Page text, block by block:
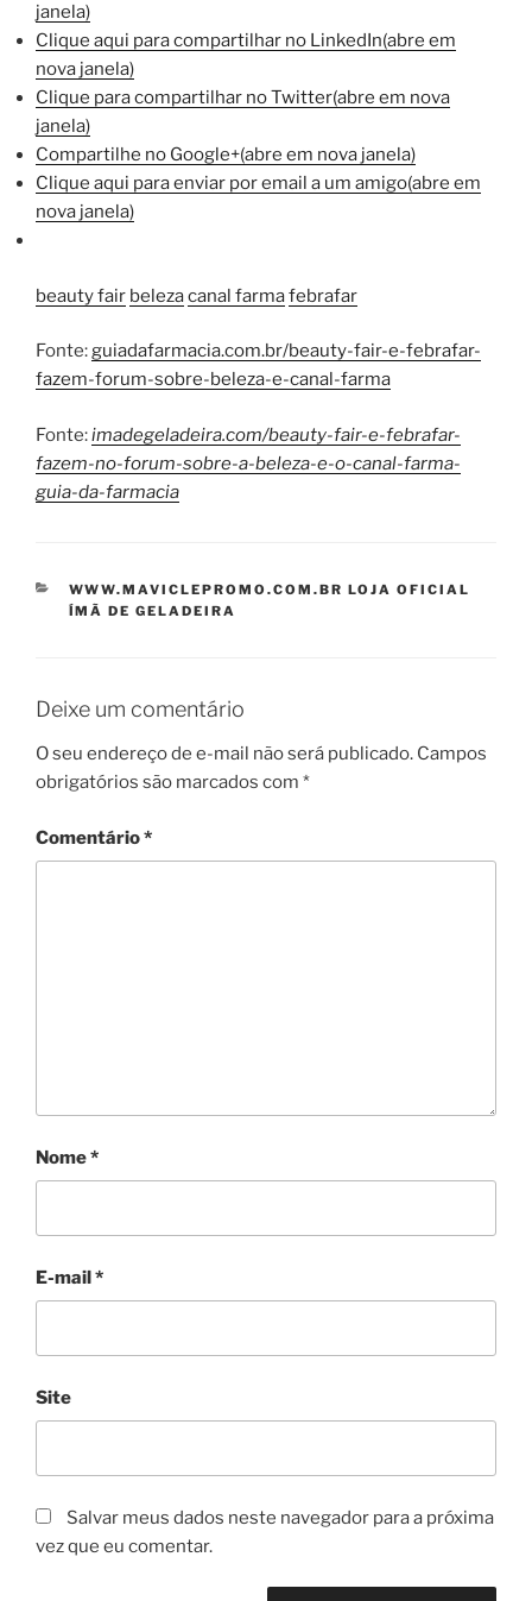
janela)
Clique aqui para compartilhar no LinkedIn(abre em
nova janela)
Clique para compartilhar no Twitter(abre em nova
janela)
Compartilhe no Google+(abre em nova janela)
Clique aqui para enviar por email a um amigo(abre em
nova janela)
beauty fair belezacanal farmafebrafar
Fonte:guiadafarmacia.com.br/beauty-fair-e-febrafar-
fazem-forum-sobre-beleza-e-canal-farma
Fonte:imadegeladeira.com/beauty-fair-e-febrafar-
fazem-no-forum-sobre-a-beleza-e-o-canal-farma-
guia-da-farmacia
CATEGORIAS
WWW.MAVICLEPROMO.COM.BR LOJA OFICIAL
ÍMÃ DE GELADEIRA
Deixe um comentário
O seu endereço de e-mail não será publicado. Campos
obrigatórios são marcados com *
Comentário*
Nome*
E-mail*
Site
Salvar meus dados neste navegador para a próxima
vez que eu comentar.